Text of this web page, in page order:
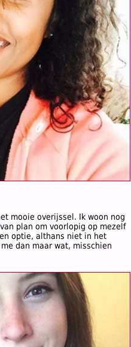
mooie overijssel. Ik woon nog
plan om voorlopig op mezelf
optie, althans niet in het
dan maar wat, misschien